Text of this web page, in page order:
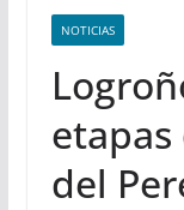
NOTICIAS
etapas
del